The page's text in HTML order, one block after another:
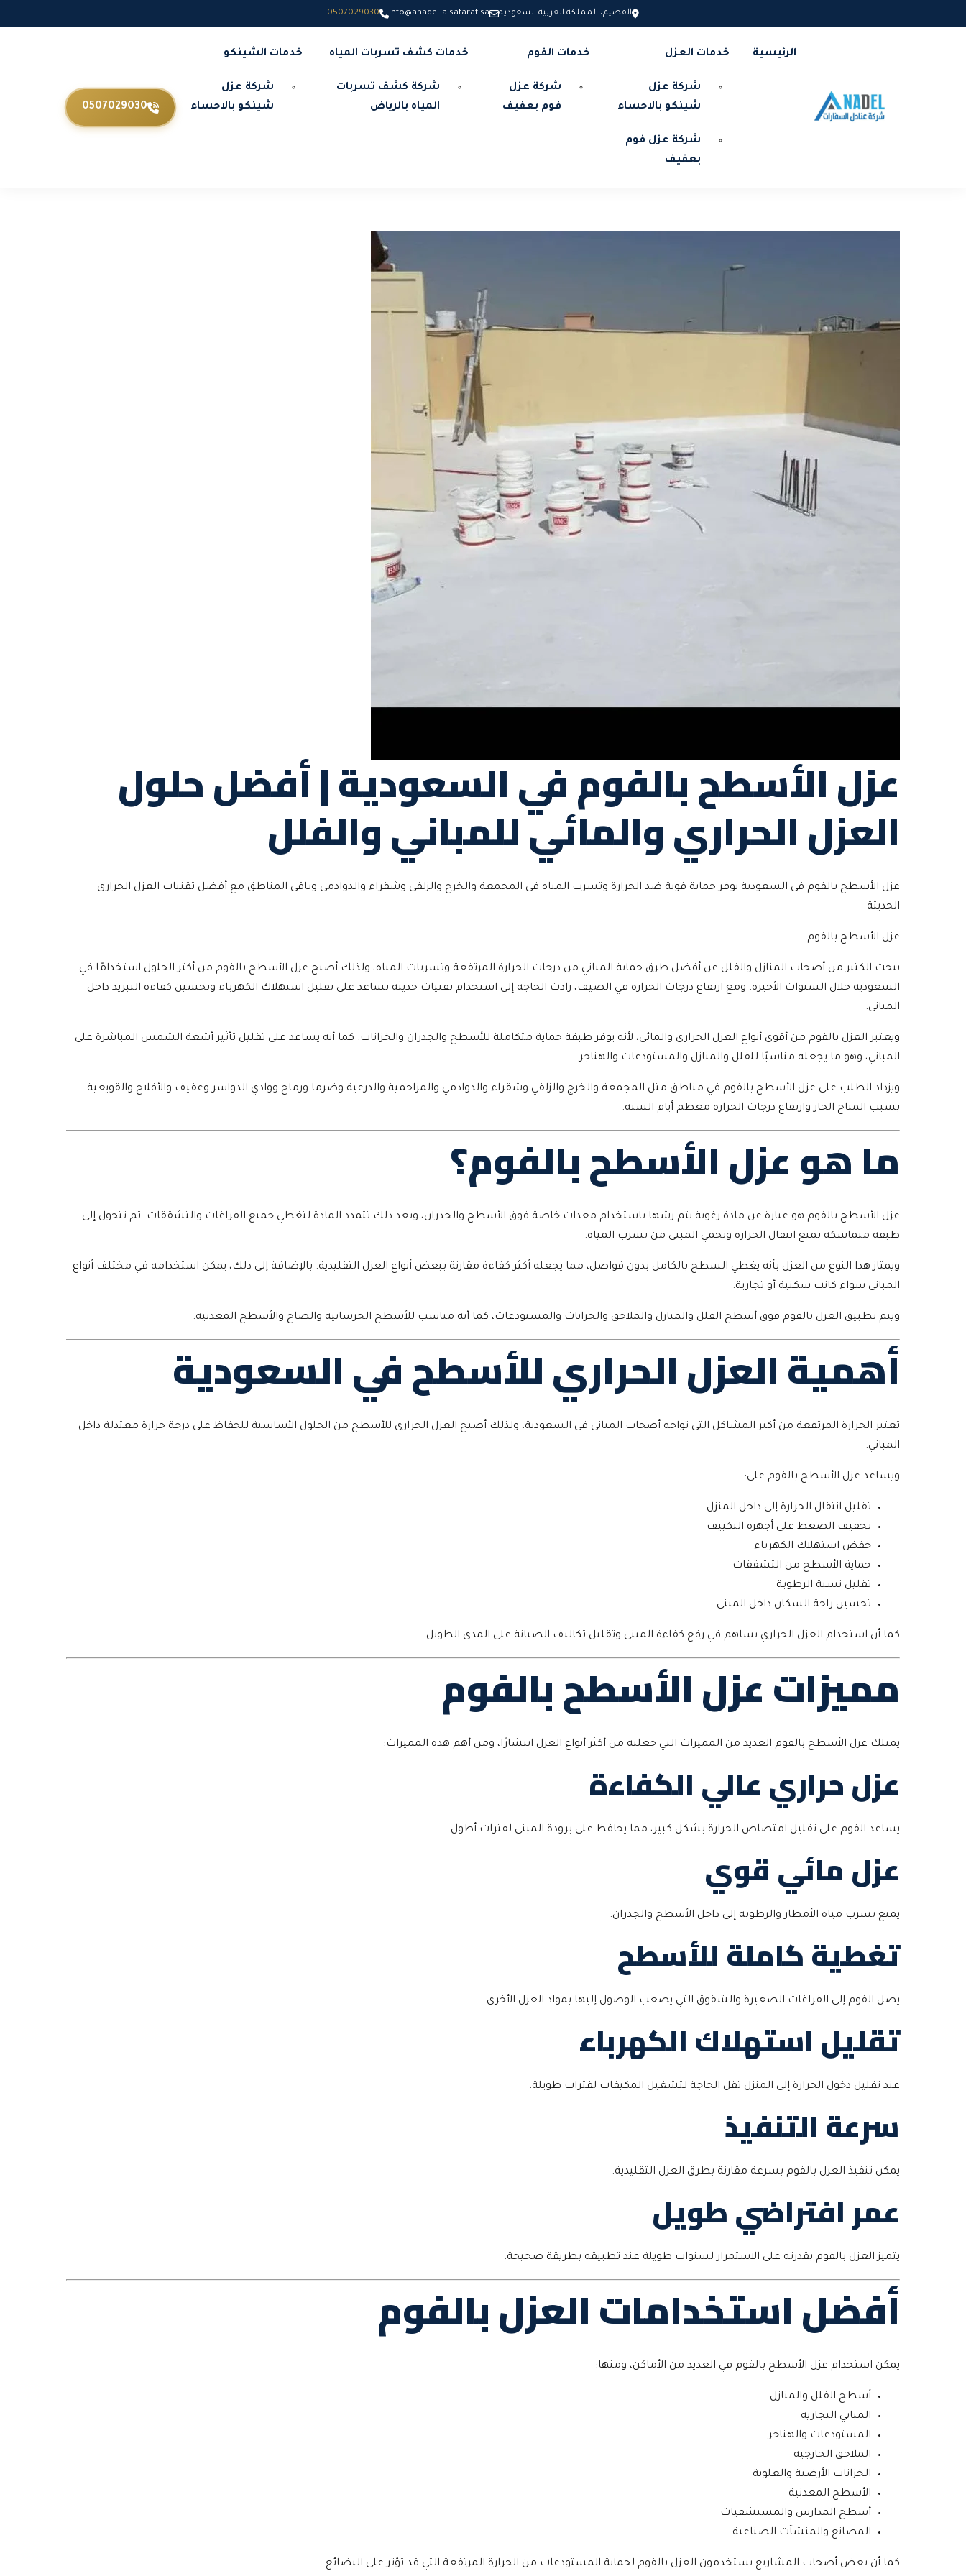
القصيم، المملكة العربية السعودية info@anadel-alsafarat.sa
0507029030
الرئيسية خدمات العزل
شركة عزل
شينكو بالاحساء
شركة عزل فوم
بعفيف
خدمات الفوم
شركة عزل
فوم بعفيف
خدمات كشف تسربات المياه
شركة كشف تسربات
المياه بالرياض
خدمات الشينكو
شركة عزل
شينكو بالاحساء
0507029030
عزل الأسطح بالفوم في السعودية | أفضل حلول
العزل الحراري والمائي للمباني والفلل
عزل الأسطح بالفوم في السعودية يوفر حماية قوية ضد الحرارة وتسرب المياه في المجمعة والخرج والزلفي وشقراء والدوادمي وباقي المناطق مع أفضل تقنيات العزل الحراري
الحديثة
عزل الأسطح بالفوم
يبحث الكثير من أصحاب المنازل والفلل عن أفضل طرق حماية المباني من درجات الحرارة المرتفعة وتسربات المياه، ولذلك أصبح عزل الأسطح بالفوم من أكثر الحلول استخدامًا في
السعودية خلال السنوات الأخيرة. ومع ارتفاع درجات الحرارة في الصيف، زادت الحاجة إلى استخدام تقنيات حديثة تساعد على تقليل استهلاك الكهرباء وتحسين كفاءة التبريد داخل
المباني.
ويعتبر العزل بالفوم من أقوى أنواع العزل الحراري والمائي، لأنه يوفر طبقة حماية متكاملة للأسطح والجدران والخزانات. كما أنه يساعد على تقليل تأثير أشعة الشمس المباشرة على
المباني، وهو ما يجعله مناسبًا للفلل والمنازل والمستودعات والهناجر.
ويزداد الطلب على عزل الأسطح بالفوم في مناطق مثل المجمعة والخرج والزلفي وشقراء والدوادمي والمزاحمية والدرعية وضرما ورماح ووادي الدواسر وعفيف والأفلاج والقويعية
بسبب المناخ الحار وارتفاع درجات الحرارة معظم أيام السنة.
ما هو عزل الأسطح بالفوم؟
عزل الأسطح بالفوم هو عبارة عن مادة رغوية يتم رشها باستخدام معدات خاصة فوق الأسطح والجدران، وبعد ذلك تتمدد المادة لتغطي جميع الفراغات والتشققات. ثم تتحول إلى
طبقة متماسكة تمنع انتقال الحرارة وتحمي المبنى من تسرب المياه.
ويمتاز هذا النوع من العزل بأنه يغطي السطح بالكامل بدون فواصل، مما يجعله أكثر كفاءة مقارنة ببعض أنواع العزل التقليدية. بالإضافة إلى ذلك، يمكن استخدامه في مختلف أنواع
المباني سواء كانت سكنية أو تجارية.
ويتم تطبيق العزل بالفوم فوق أسطح الفلل والمنازل والملاحق والخزانات والمستودعات، كما أنه مناسب للأسطح الخرسانية والصاج والأسطح المعدنية.
أهمية العزل الحراري للأسطح في السعودية
تعتبر الحرارة المرتفعة من أكبر المشاكل التي تواجه أصحاب المباني في السعودية، ولذلك أصبح العزل الحراري للأسطح من الحلول الأساسية للحفاظ على درجة حرارة معتدلة داخل
المباني.
ويساعد عزل الأسطح بالفوم على:
تقليل انتقال الحرارة إلى داخل المنزل
تخفيف الضغط على أجهزة التكييف
خفض استهلاك الكهرباء
حماية الأسطح من التشققات
تقليل نسبة الرطوبة
تحسين راحة السكان داخل المبنى
كما أن استخدام العزل الحراري يساهم في رفع كفاءة المبنى وتقليل تكاليف الصيانة على المدى الطويل.
مميزات عزل الأسطح بالفوم
يمتلك عزل الأسطح بالفوم العديد من المميزات التي جعلته من أكثر أنواع العزل انتشارًا، ومن أهم هذه المميزات:
عزل حراري عالي الكفاءة
يساعد الفوم على تقليل امتصاص الحرارة بشكل كبير، مما يحافظ على برودة المبنى لفترات أطول.
عزل مائي قوي
يمنع تسرب مياه الأمطار والرطوبة إلى داخل الأسطح والجدران.
تغطية كاملة للأسطح
يصل الفوم إلى الفراغات الصغيرة والشقوق التي يصعب الوصول إليها بمواد العزل الأخرى.
تقليل استهلاك الكهرباء
عند تقليل دخول الحرارة إلى المنزل تقل الحاجة لتشغيل المكيفات لفترات طويلة.
سرعة التنفيذ
يمكن تنفيذ العزل بالفوم بسرعة مقارنة بطرق العزل التقليدية.
عمر افتراضي طويل
يتميز العزل بالفوم بقدرته على الاستمرار لسنوات طويلة عند تطبيقه بطريقة صحيحة.
أفضل استخدامات العزل بالفوم
يمكن استخدام عزل الأسطح بالفوم في العديد من الأماكن، ومنها:
أسطح الفلل والمنازل
المباني التجارية
المستودعات والهناجر
الملاحق الخارجية
الخزانات الأرضية والعلوية
الأسطح المعدنية
أسطح المدارس والمستشفيات
المصانع والمنشآت الصناعية
كما أن بعض أصحاب المشاريع يستخدمون العزل بالفوم لحماية المستودعات من الحرارة المرتفعة التي قد تؤثر على البضائع.